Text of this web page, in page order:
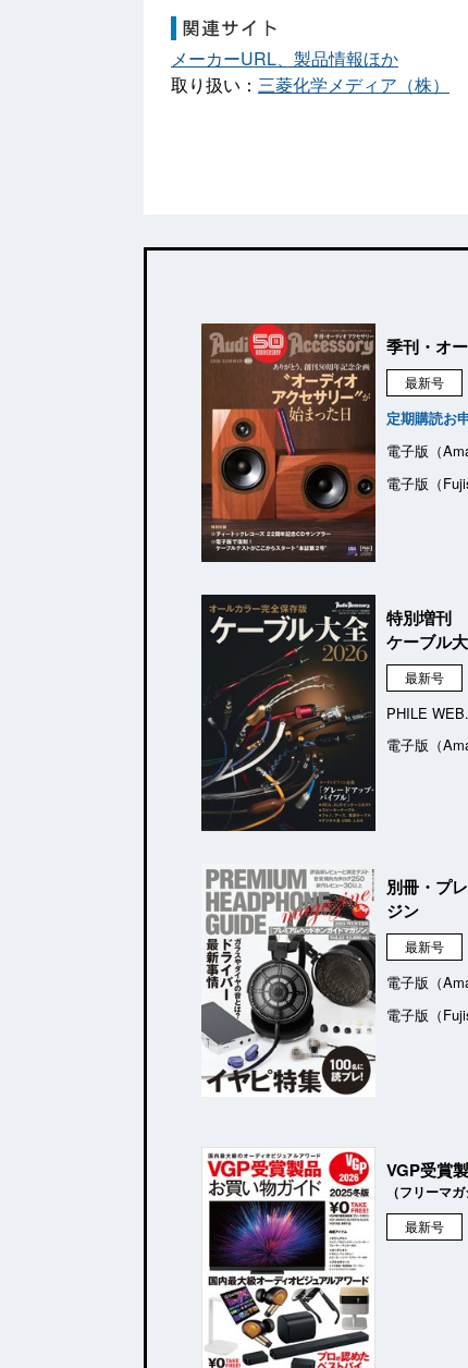
メーカーURL、製品情報ほか
取り扱い： 三菱化学メディア（株）
季刊・オ
最新号
定期購読お
電子版（
電子版（
特別増刊
ケーブル
最新号
PHILE
電子版（
別冊・プ
ジン
最新号
電子版（
電子版（
VGP受賞
（フリーマガ
最新号